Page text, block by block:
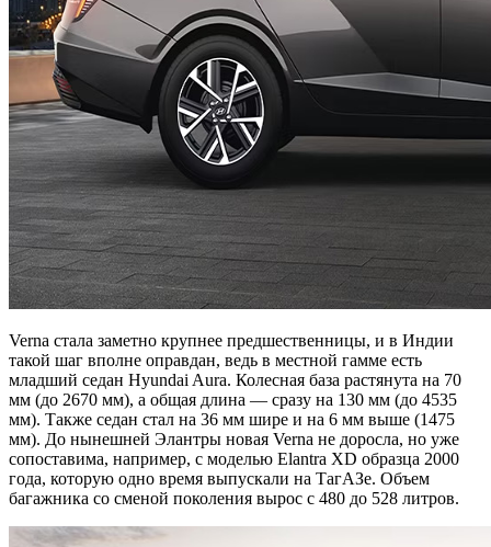
Verna стала заметно крупнее предшественницы, и в Индии
такой шаг вполне оправдан, ведь в местной гамме есть
младший седан Hyundai Aura. Колесная база растянута на 70
мм (до 2670 мм), а общая длина — сразу на 130 мм (до 4535
мм). Также седан стал на 36 мм шире и на 6 мм выше (1475
мм). До нынешней Элантры новая Verna не доросла, но уже
сопоставима, например, с моделью Elantra XD образца 2000
года, которую одно время выпускали на ТагАЗе. Объем
багажника со сменой поколения вырос с 480 до 528 литров.